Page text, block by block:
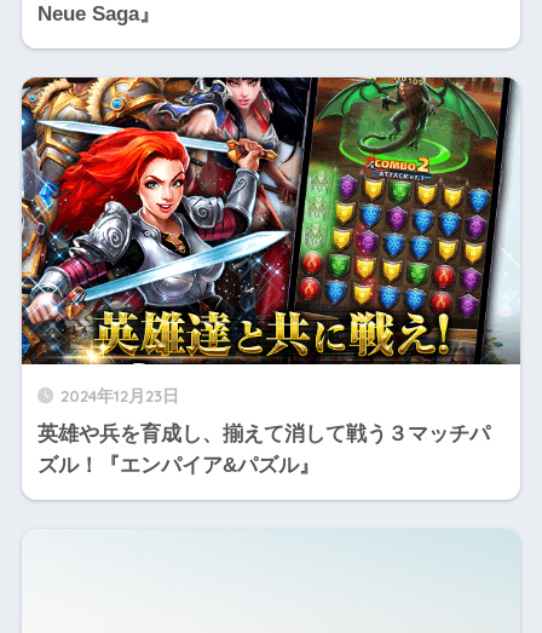
Neue Saga』
2024年12月23日
英雄や兵を育成し、揃えて消して戦う３マッチパ
ズル！『エンパイア&パズル』